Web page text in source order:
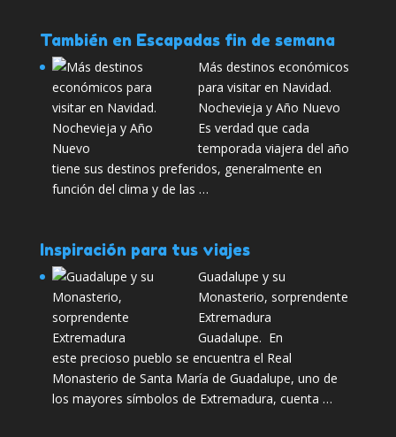
También en Escapadas fin de semana
Más destinos económicos
para visitar en Navidad.
Nochevieja y Año Nuevo
Es verdad que cada
temporada viajera del año
tiene sus destinos preferidos, generalmente en
función del clima y de las …
Inspiración para tus viajes
Guadalupe y su
Monasterio, sorprendente
Extremadura
Guadalupe. En
este precioso pueblo se encuentra el Real
Monasterio de Santa María de Guadalupe, uno de
los mayores símbolos de Extremadura, cuenta …